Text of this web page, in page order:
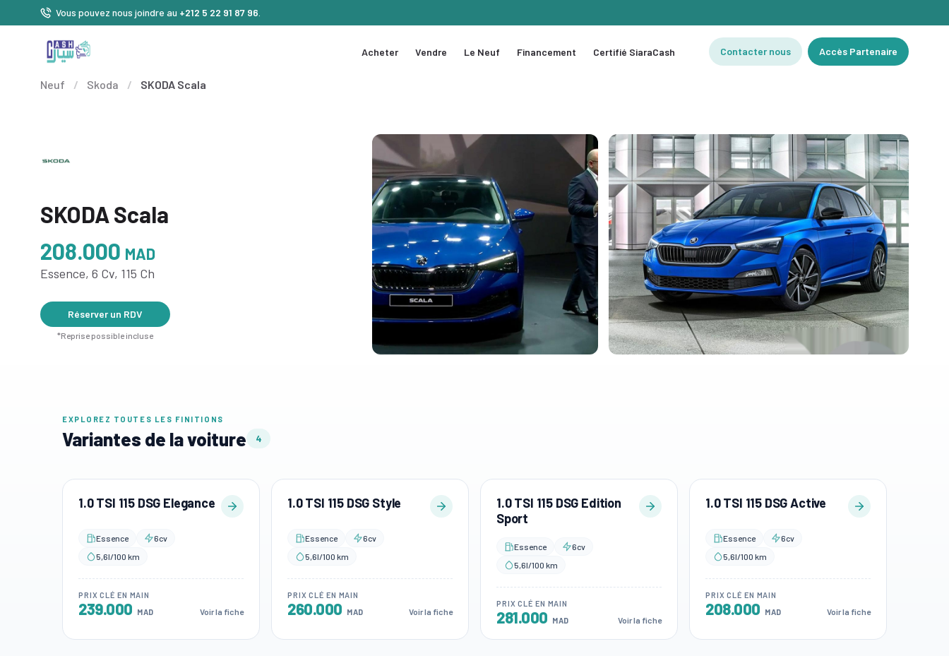
Vous pouvez nous joindre au +212 5 22 91 87 96
Acheter Vendre Le Neuf Financement Certifié SiaraCash Contacter nous Accès Partenaire
Neuf / Skoda / SKODA Scala
SKODA Scala
208.000 MAD
Essence, 6 Cv, 115 Ch
Réserver un RDV
*Reprise possible incluse
EXPLOREZ TOUTES LES FINITIONS
Variantes de la voiture 4
1.0 TSI 115 DSG Elegance
Essence
6cv
5,6l/100 km
PRIX CLÉ EN MAIN
239.000 MAD Voir la fiche
1.0 TSI 115 DSG Style
Essence
6cv
5,6l/100 km
PRIX CLÉ EN MAIN
260.000 MAD Voir la fiche
1.0 TSI 115 DSG Edition
Sport
Essence
6cv
5,6l/100 km
PRIX CLÉ EN MAIN
281.000 MAD Voir la fiche
1.0 TSI 115 DSG Active
Essence
6cv
5,6l/100 km
PRIX CLÉ EN MAIN
208.000 MAD Voir la fiche